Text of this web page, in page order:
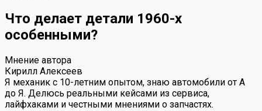
Что делает детали 1960-х
особенными?
Мнение автора
Кирилл Алексеев
Я механик с 10-летним опытом, знаю автомобили от А
до Я. Делюсь реальными кейсами из сервиса,
лайфхаками и честными мнениями о запчастях.